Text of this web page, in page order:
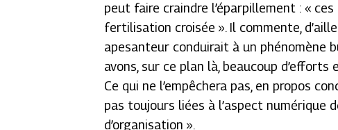
peut faire craindre l’éparpillement : «
fertilisation croisée ». Il commente,
apesanteur conduirait à un phénomène
avons, sur ce plan là, beaucoup d’efforts
Ce qui ne l’empêchera pas, en propos
pas toujours liées à l’aspect numérique
d’organisation ».